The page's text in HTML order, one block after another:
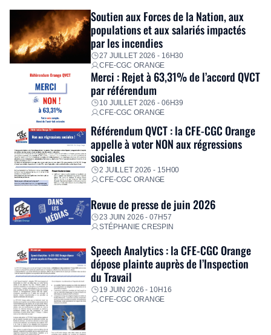
Fidèle à sa mission d’utilité sociale, le Groupe mobilise
immédiatement ses équipes afin de proposer un diagnostic
personnalisé, des aides financières pour faire face aux
premières dépenses, […]
Soutien aux Forces de la Nation, aux
populations et aux salariés impactés
par les incendies
27 JUILLET 2026 - 16H30
CFE-CGC ORANGE
Merci : Rejet à 63,31% de l’accord QVCT
par référendum
10 JUILLET 2026 - 06H39
CFE-CGC ORANGE
Référendum QVCT : la CFE-CGC Orange
appelle à voter NON aux régressions
sociales
2 JUILLET 2026 - 15H00
CFE-CGC ORANGE
Revue de presse de juin 2026
23 JUIN 2026 - 07H57
STÉPHANIE CRESPIN
Speech Analytics : la CFE-CGC Orange
dépose plainte auprès de l’Inspection
du Travail
19 JUIN 2026 - 10H16
CFE-CGC ORANGE